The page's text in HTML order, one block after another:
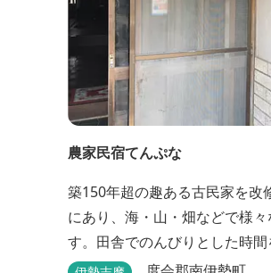
農家民宿てんぷな
築150年超の趣ある古民家を改
にあり、海・山・畑などで様
す。田舎でのんびりとした時
い。